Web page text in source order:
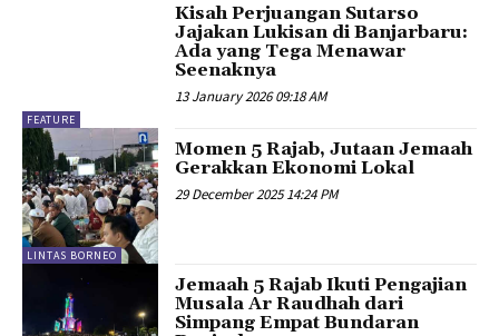
FEATURE
Kisah Perjuangan Sutarso
Jajakan Lukisan di Banjarbaru:
Ada yang Tega Menawar
Seenaknya
13 January 2026 09:18 AM
LINTAS BORNEO
Momen 5 Rajab, Jutaan Jemaah
Gerakkan Ekonomi Lokal
29 December 2025 14:24 PM
Jemaah 5 Rajab Ikuti Pengajian
Musala Ar Raudhah dari
Simpang Empat Bundaran